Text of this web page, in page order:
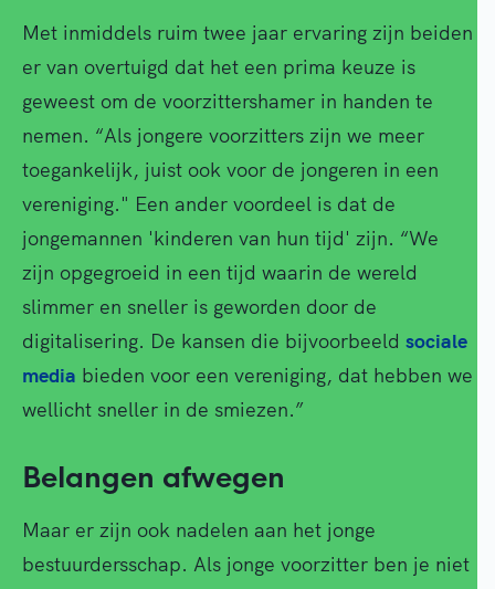
Met inmiddels ruim twee jaar ervaring zijn beiden
er van overtuigd dat het een prima keuze is
geweest om de voorzittershamer in handen te
nemen. “Als jongere voorzitters zijn we meer
toegankelijk, juist ook voor de jongeren in een
vereniging." Een ander voordeel is dat de
jongemannen 'kinderen van hun tijd' zijn. “We
zijn opgegroeid in een tijd waarin de wereld
slimmer en sneller is geworden door de
digitalisering. De kansen die bijvoorbeeld sociale
media bieden voor een vereniging, dat hebben we
wellicht sneller in de smiezen.”
Belangen afwegen
Maar er zijn ook nadelen aan het jonge
bestuurdersschap. Als jonge voorzitter ben je niet